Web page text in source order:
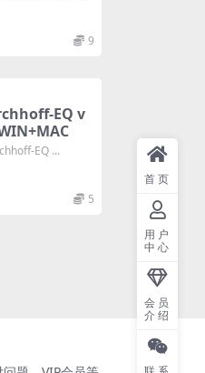
9
EQ v
EQ ...
5
首页
用户
中心
会员
介绍